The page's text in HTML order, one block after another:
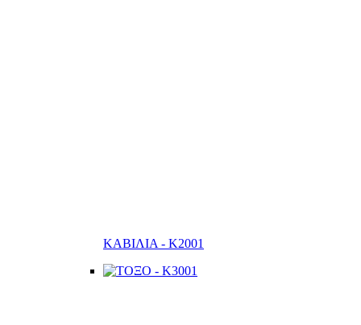
ΚΑΒΙΛΙΑ - K2001